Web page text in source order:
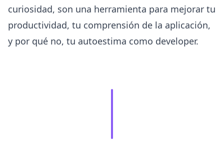
curiosidad, son una herramienta para mejorar tu
productividad, tu comprensión de la aplicación,
y por qué no, tu autoestima como developer.